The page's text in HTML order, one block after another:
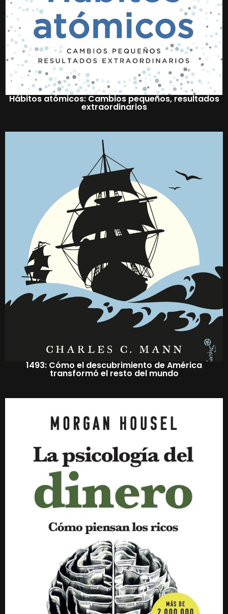
Hábitos atómicos: Cambios pequeños, resultados
extraordinarios
1493: Cómo el descubrimiento de América
transformó el resto del mundo